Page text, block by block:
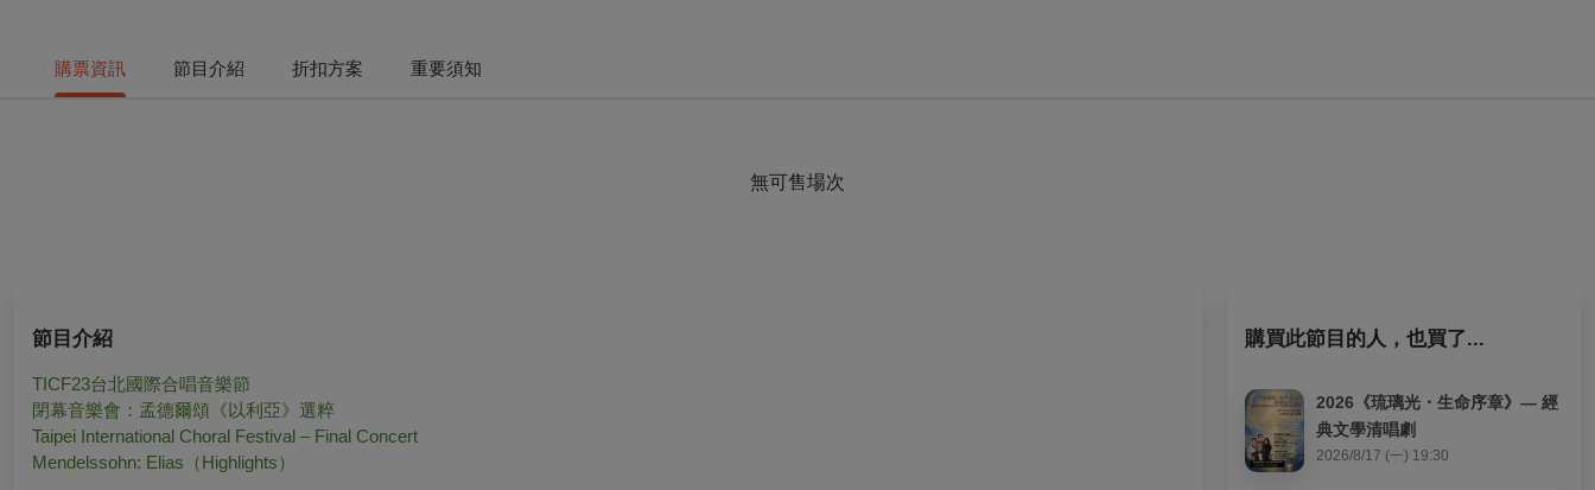
購票資訊 節目介紹 折扣方案 重要須知
無可售場次
節目介紹
TICF23台北國際合唱音樂節
閉幕音樂會：孟德爾頌《以利亞》選粹
Taipei International Choral Festival – Final Concert
Mendelssohn: Elias （Highlights）
購買此節目的人，也買了...
2026《琉璃光・生命序章》— 經
典文學清唱劇
2026/8/17 (一) 19:30